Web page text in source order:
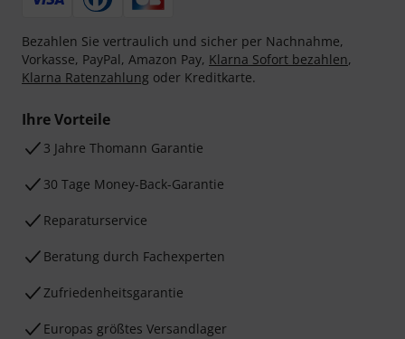
Bezahlen Sie vertraulich und sicher per Nachnahme,
Vorkasse, PayPal, Amazon Pay, Klarna Sofort bezahlen,
Klarna Ratenzahlung oder Kreditkarte.
Ihre Vorteile
3 Jahre Thomann Garantie
30 Tage Money-Back-Garantie
Reparaturservice
Beratung durch Fachexperten
Zufriedenheitsgarantie
Europas größtes Versandlager